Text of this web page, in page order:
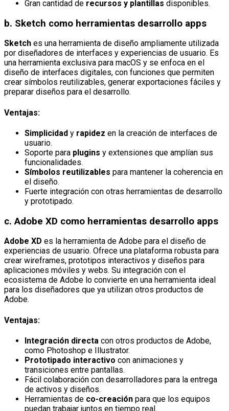
Gran cantidad de recursos y plantillas disponibles.
b. Sketch como herramientas desarrollo apps
Sketch es una herramienta de diseño ampliamente utilizada
por diseñadores de interfaces y experiencias de usuario. Es
una herramienta exclusiva para macOS y se enfoca en el
diseño de interfaces digitales, con funciones que permiten
crear símbolos reutilizables, generar exportaciones fáciles y
preparar diseños para el desarrollo.
Ventajas:
Simplicidad y rapidez en la creación de interfaces de
usuario.
Soporte para plugins y extensiones que amplían sus
funcionalidades.
Símbolos reutilizables para mantener la coherencia en
el diseño.
Fuerte integración con otras herramientas de desarrollo
y prototipado.
c.Adobe XD como herramientas desarrollo apps
Adobe XD es la herramienta de Adobe para el diseño de
experiencias de usuario. Ofrece una plataforma robusta para
crear wireframes, prototipos interactivos y diseños para
aplicaciones móviles y webs. Su integración con el
ecosistema de Adobe lo convierte en una herramienta ideal
para los diseñadores que ya utilizan otros productos de
Adobe.
Ventajas:
Integración directa con otros productos de Adobe,
como Photoshop e Illustrator.
Prototipado interactivo con animaciones y
transiciones entre pantallas.
Fácil colaboración con desarrolladores para la entrega
de activos y diseños.
Herramientas de co-creación para que los equipos
puedan trabajar juntos en tiempo real.